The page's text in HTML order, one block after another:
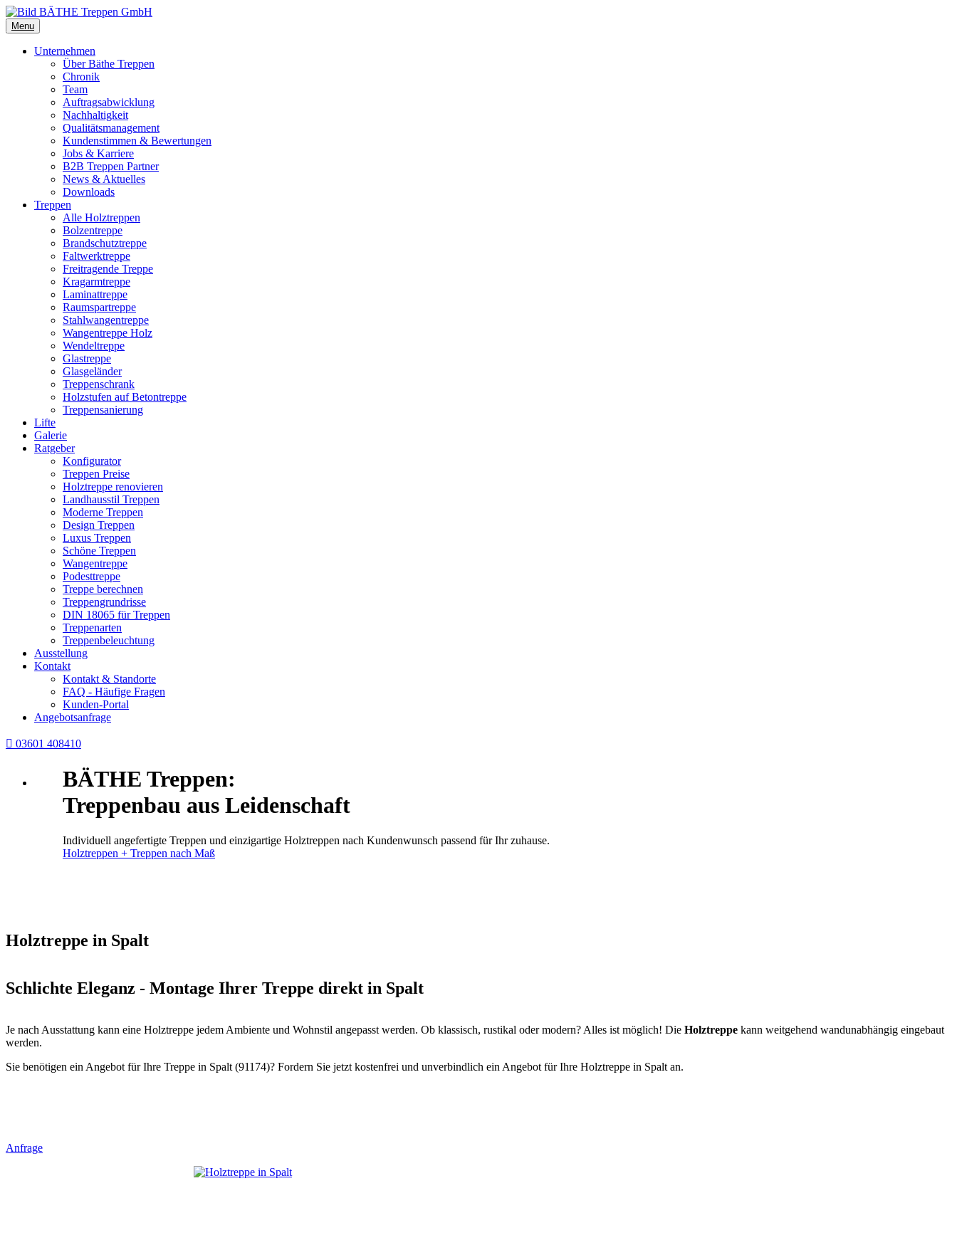
Menu
Unternehmen
Über Bäthe Treppen
Chronik
Team
Auftragsabwicklung
Nachhaltigkeit
Qualitätsmanagement
Kundenstimmen & Bewertungen
Jobs & Karriere
B2B Treppen Partner
News & Aktuelles
Downloads
Treppen
Alle Holztreppen
Bolzentreppe
Brandschutztreppe
Faltwerktreppe
Freitragende Treppe
Kragarmtreppe
Laminattreppe
Raumspartreppe
Stahlwangentreppe
Wangentreppe Holz
Wendeltreppe
Glastreppe
Glasgeländer
Treppenschrank
Holzstufen auf Betontreppe
Treppensanierung
Lifte
Galerie
Ratgeber
Konfigurator
Treppen Preise
Holztreppe renovieren
Landhausstil Treppen
Moderne Treppen
Design Treppen
Luxus Treppen
Schöne Treppen
Wangentreppe
Podesttreppe
Treppe berechnen
Treppengrundrisse
DIN 18065 für Treppen
Treppenarten
Treppenbeleuchtung
Ausstellung
Kontakt
Kontakt & Standorte
FAQ - Häufige Fragen
Kunden-Portal
Angebotsanfrage
 03601 408410
BÄTHE Treppen:
Treppenbau aus Leidenschaft
Individuell angefertigte Treppen und einzigartige Holztreppen nach Kundenwunsch passend für Ihr zuhause.
Holztreppen + Treppen nach Maß
Holztreppe in Spalt
Schlichte Eleganz - Montage Ihrer Treppe direkt in Spalt
Je nach Ausstattung kann eine Holztreppe jedem Ambiente und Wohnstil angepasst werden. Ob klassisch, rustikal oder modern? Alles ist möglich! Die Holztreppe kann weitgehend wandunabhängig eingebaut
werden.
Sie benötigen ein Angebot für Ihre Treppe in Spalt (91174)? Fordern Sie jetzt kostenfrei und unverbindlich ein Angebot für Ihre Holztreppe in Spalt an.
Anfrage